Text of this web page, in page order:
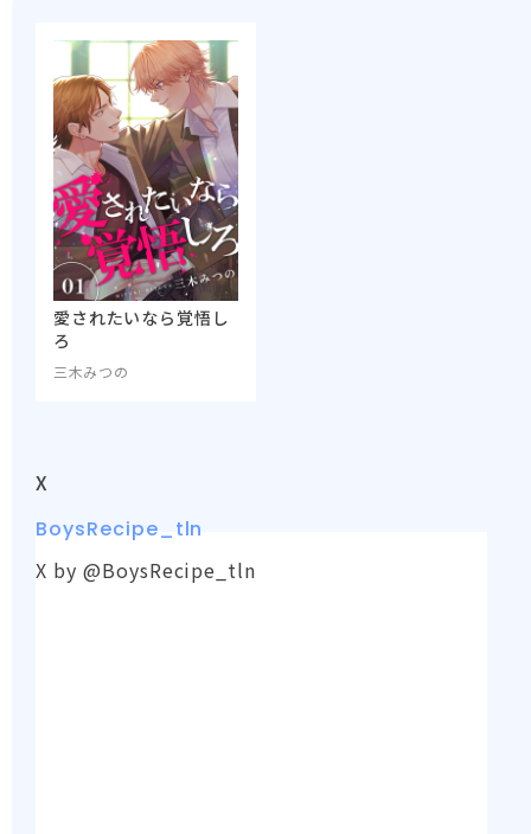
愛されたいなら覚悟し
ろ
三木みつの
X
BoysRecipe_tln
X by @BoysRecipe_tln